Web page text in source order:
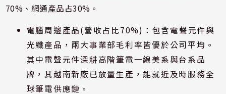
70%、網通產品占30%。
電腦周邊產品(營收占比70%)：包含電聲元件與
光纖產品，兩大事業部毛利率皆優於公司平均。
其中電聲元件深耕高階筆電一線美系與台系品
牌，其越南新廠已放量生產，能就近及時服務全
球筆電供應鏈。